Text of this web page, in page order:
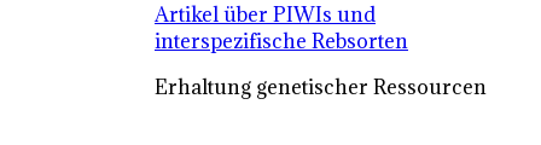
Artikel über PIWIs und
interspezifische Rebsorten
Erhaltung genetischer Ressourcen